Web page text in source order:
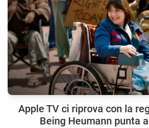
Apple TV ci riprova con la
Being Heumann punta